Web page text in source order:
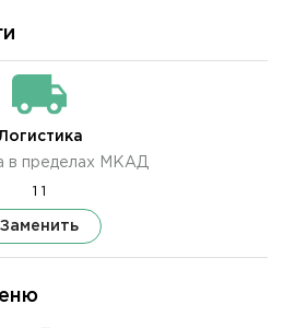
в пределах МКАД
1 1
Заменить